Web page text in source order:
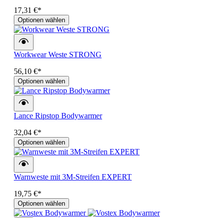
17,31 €*
Optionen wählen
Workwear Weste STRONG
56,10 €*
Optionen wählen
Lance Ripstop Bodywarmer
32,04 €*
Optionen wählen
Warnweste mit 3M-Streifen EXPERT
19,75 €*
Optionen wählen